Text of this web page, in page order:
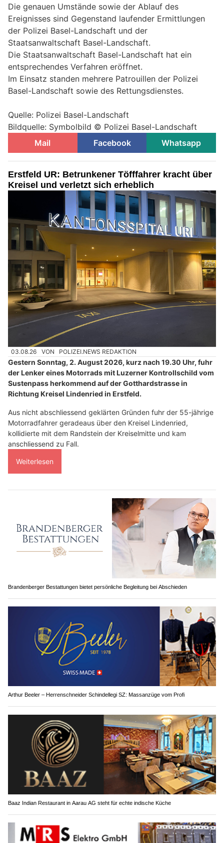
Die genauen Umstände sowie der Ablauf des
Ereignisses sind Gegenstand laufender Ermittlungen
der Polizei Basel-Landschaft und der
Staatsanwaltschaft Basel-Landschaft.
Die Staatsanwaltschaft Basel-Landschaft hat ein
entsprechendes Verfahren eröffnet.
Im Einsatz standen mehrere Patrouillen der Polizei
Basel-Landschaft sowie des Rettungsdienstes.
Quelle: Polizei Basel-Landschaft
Bildquelle: Symbolbild © Polizei Basel-Landschaft
Mail
Facebook Whatsapp
Erstfeld UR: Betrunkener Töfffahrer kracht über
Kreisel und verletzt sich erheblich
03.08.26 VON POLIZEI.NEWS REDAKTION
Gestern Sonntag, 2. August 2026, kurz nach 19.30 Uhr, fuhr
der Lenker eines Motorrads mit Luzerner Kontrollschild vom
Sustenpass herkommend auf der Gotthardstrasse in
Richtung Kreisel Lindenried in Erstfeld.
Aus nicht abschliessend geklärten Gründen fuhr der 55-jährige
Motorradfahrer geradeaus über den Kreisel Lindenried,
kollidierte mit dem Randstein der Kreiselmitte und kam
anschliessend zu Fall.
Weiterlesen
Brandenberger Bestattungen bietet persönliche Begleitung bei Abschieden
Arthur Beeler – Herrenschneider Schindellegi SZ: Massanzüge vom Profi
Baaz Indian Restaurant in Aarau AG steht für echte indische Küche